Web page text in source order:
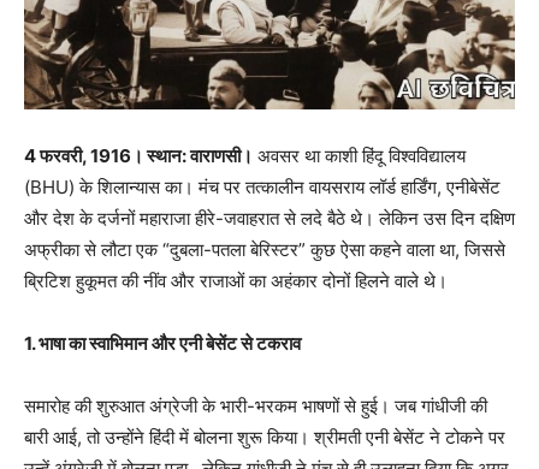
4 फरवरी, 1916। स्थान: वाराणसी। अवसर था काशी हिंदू विश्वविद्यालय
(BHU) के शिलान्यास का। मंच पर तत्कालीन वायसराय लॉर्ड हार्डिंग, एनीबेसेंट
और देश के दर्जनों महाराजा हीरे-जवाहरात से लदे बैठे थे। लेकिन उस दिन दक्षिण
अफ्रीका से लौटा एक “दुबला-पतला बेरिस्टर” कुछ ऐसा कहने वाला था, जिससे
ब्रिटिश हुकूमत की नींव और राजाओं का अहंकार दोनों हिलने वाले थे।
​1. भाषा का स्वाभिमान और एनी बेसेंट से टकराव
​समारोह की शुरुआत अंग्रेजी के भारी-भरकम भाषणों से हुई। जब गांधीजी की
बारी आई, तो उन्होंने हिंदी में बोलना शुरू किया। श्रीमती एनी बेसेंट ने टोकने पर